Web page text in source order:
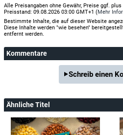
Alle Preisangaben ohne Gewähr, Preise ggf.
Preisstand: 09.08.2026 03:00 GMT+1 (Mehr
Bestimmte Inhalte, die auf dieser Website
Diese Inhalte werden "wie besehen"
entfernt werden.
Kommentare
Schreib einen
Ähnliche Titel